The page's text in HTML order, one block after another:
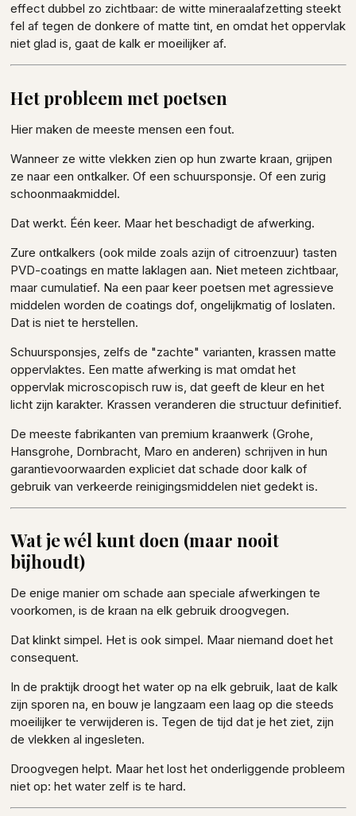
effect dubbel zo zichtbaar: de witte mineraalafzetting steekt
fel af tegen de donkere of matte tint, en omdat het oppervlak
niet glad is, gaat de kalk er moeilijker af.
Het probleem met poetsen
Hier maken de meeste mensen een fout.
Wanneer ze witte vlekken zien op hun zwarte kraan, grijpen
ze naar een ontkalker. Of een schuursponsje. Of een zurig
schoonmaakmiddel.
Dat werkt. Één keer. Maar het beschadigt de afwerking.
Zure ontkalkers (ook milde zoals azijn of citroenzuur) tasten
PVD-coatings en matte laklagen aan. Niet meteen zichtbaar,
maar cumulatief. Na een paar keer poetsen met agressieve
middelen worden de coatings dof, ongelijkmatig of loslaten.
Dat is niet te herstellen.
Schuursponsjes, zelfs de "zachte" varianten, krassen matte
oppervlaktes. Een matte afwerking is mat omdat het
oppervlak microscopisch ruw is, dat geeft de kleur en het
licht zijn karakter. Krassen veranderen die structuur definitief.
De meeste fabrikanten van premium kraanwerk (Grohe,
Hansgrohe, Dornbracht, Maro en anderen) schrijven in hun
garantievoorwaarden expliciet dat schade door kalk of
gebruik van verkeerde reinigingsmiddelen niet gedekt is.
Wat je wél kunt doen (maar nooit
bijhoudt)
De enige manier om schade aan speciale afwerkingen te
voorkomen, is de kraan na elk gebruik droogvegen.
Dat klinkt simpel. Het is ook simpel. Maar niemand doet het
consequent.
In de praktijk droogt het water op na elk gebruik, laat de kalk
zijn sporen na, en bouw je langzaam een laag op die steeds
moeilijker te verwijderen is. Tegen de tijd dat je het ziet, zijn
de vlekken al ingesleten.
Droogvegen helpt. Maar het lost het onderliggende probleem
niet op: het water zelf is te hard.